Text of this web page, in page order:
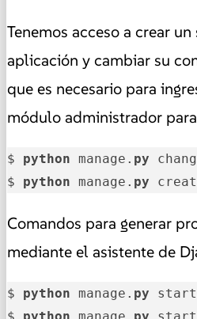
Tenemos acceso a crear
aplicación y cambiar su
que es necesario para
módulo administrador
$ python manage. py
$ python manage. py
Comandos para generar
mediante el asistente de
$ python manage. py
$ python manage. py